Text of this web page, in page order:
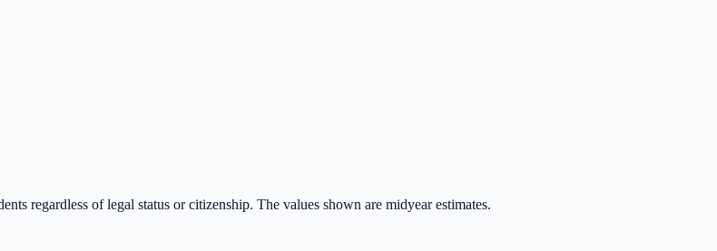
regardless of legal status or citizenship. The values shown are midyear estimates.